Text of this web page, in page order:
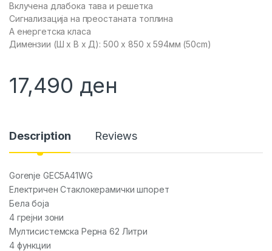
Вклучена длабока тава и решетка
Сигнализација на преостаната топлина
А енергетска класа
Димензии (Ш x В x Д): 500 x 850 x 594мм (50cm)
17,490 ден
Description Reviews
Gorenje GEC5A41WG
Електричен Стаклокерамички шпорет
Бела боја
4 грејни зони
Мултисистемска Рерна 62 Литри
4 функции